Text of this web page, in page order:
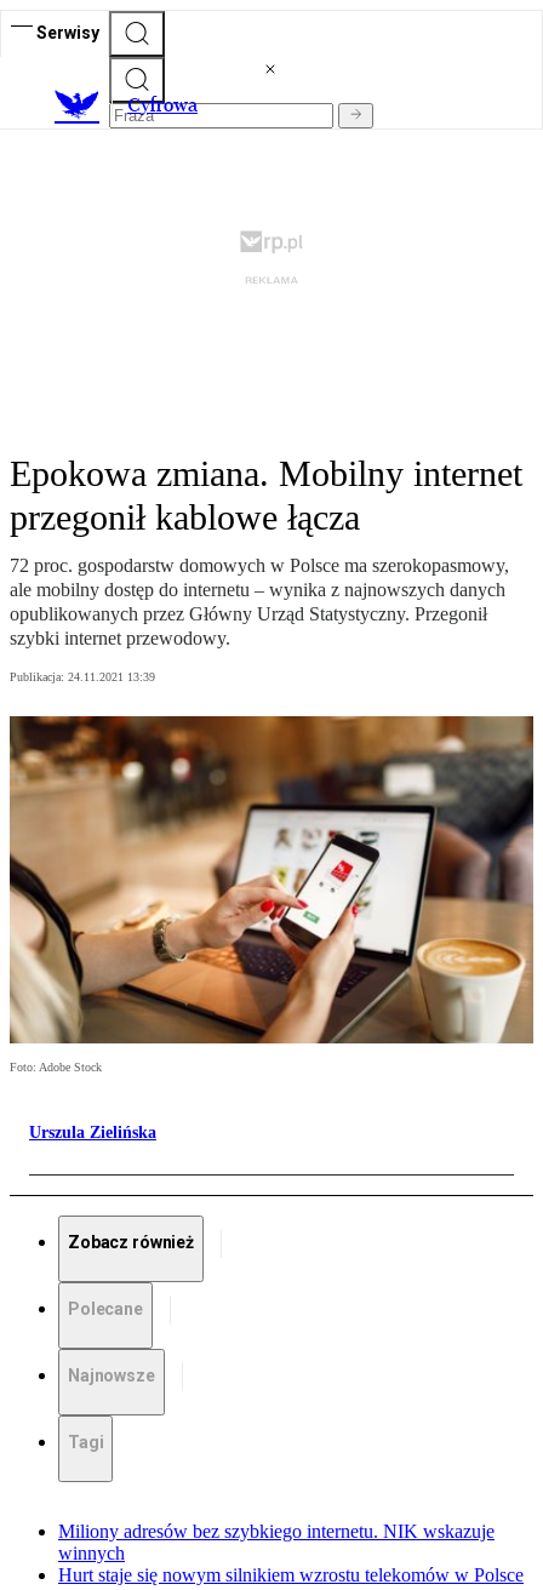
Serwisy
Cyfrowa
Epokowa zmiana. Mobilny internet
przegonił kablowe łącza
72 proc. gospodarstw domowych w Polsce ma szerokopasmowy,
ale mobilny dostęp do internetu – wynika z najnowszych danych
opublikowanych przez Główny Urząd Statystyczny. Przegonił
szybki internet przewodowy.
Publikacja: 24.11.2021 13:39
Foto: Adobe Stock
Urszula Zielińska
Zobacz również
Polecane
Najnowsze
Tagi
Miliony adresów bez szybkiego internetu. NIK wskazuje
winnych
Hurt staje się nowym silnikiem wzrostu telekomów w Polsce